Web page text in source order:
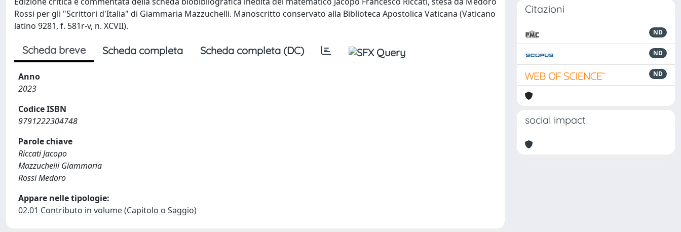
Rossi per gli "Scrittori d'Italia" di Giammaria Mazzuchelli. Manoscritto conservato alla Biblioteca Apostolica Vaticana (Vaticano
latino 9281, f. 581r-v, n. XCVII).
Scheda breve Scheda completa Scheda completa (DC)
Anno
2023
Codice ISBN
9791222304748
Parole chiave
Riccati Jacopo
Mazzuchelli Giammaria
Rossi Medoro
Appare nelle tipologie:
02.01 Contributo in volume (Capitolo o Saggio)
Citazioni
ND
ND
ND
social impact